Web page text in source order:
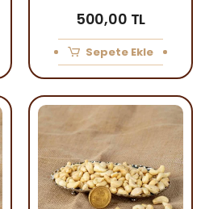
500,00 TL
Sepete Ekle